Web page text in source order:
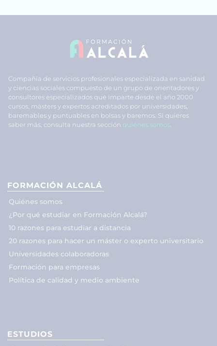
Compañía de servicios profesionales especializada en sanidad
y ciencias sociales compuesto de un grupo de orientadores y
consultores especializados que imparte desde el año 2000
cursos, másters y expertos acreditados por universidades,
baremables y puntuables en bolsas y baremos. Si quieres
saber más, consulta nuestra sección quiénes somos
FORMACIÓN ALCALÁ
Quiénes somos
¿Por qué estudiar en Formación Alcalá?
10 razones para estudiar a distancia
20 razones para hacer un máster o experto universitario
Universidades colaboradoras
Formación para empresas
Política de calidad y medio ambiente
ESTUDIOS